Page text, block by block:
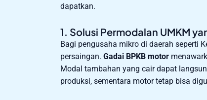
dapatkan.
1. Solusi Permodalan UMKM
Bagi pengusaha mikro di daerah seperti
persaingan. Gadai BPKB motor
Modal tambahan yang cair dapat
produksi, sementara motor tetap bisa